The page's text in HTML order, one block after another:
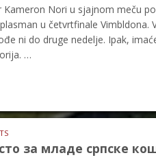
Kameron Nori u sjajnom meču
u četvrtfinale
ni do druge nedelje. Ipak,
…
за младе српске